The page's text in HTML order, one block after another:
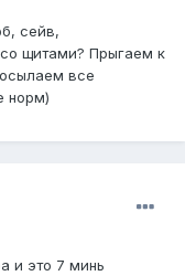
сейв,
щитами? Прыгаем к
все
норм)
и это 7 минь